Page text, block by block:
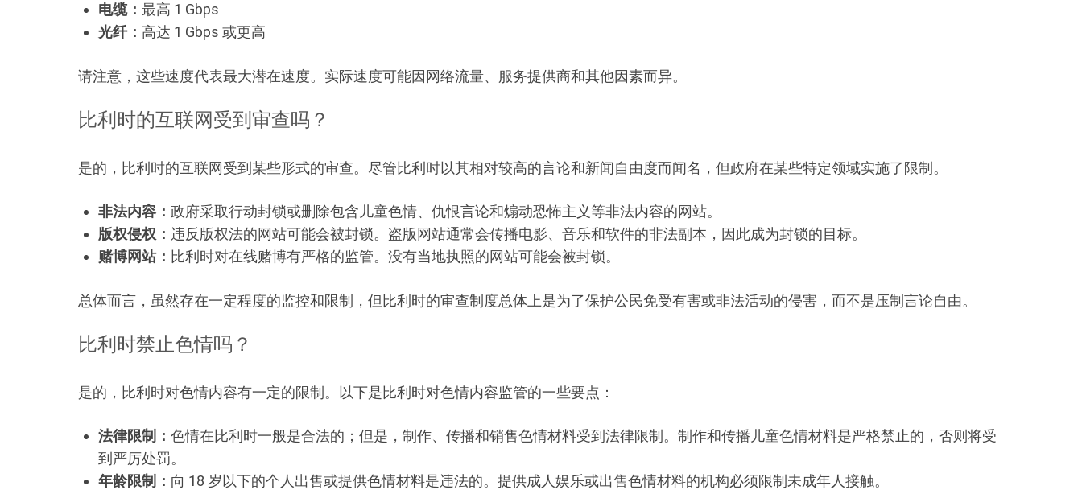
电缆： 最高 1 Gbps
光纤： 高达 1 Gbps 或更高
请注意，这些速度代表最大潜在速度。实际速度可能因网络流量、服务提供商和其他因素而异。
比利时的互联网受到审查吗？
是的，比利时的互联网受到某些形式的审查。尽管比利时以其相对较高的言论和新闻自由度而闻名，但政府在某些特定领域实施了限制。
非法内容： 政府采取行动封锁或删除包含儿童色情、仇恨言论和煽动恐怖主义等非法内容的网站。
版权侵权： 违反版权法的网站可能会被封锁。盗版网站通常会传播电影、音乐和软件的非法副本，因此成为封锁的目标。
赌博网站： 比利时对在线赌博有严格的监管。没有当地执照的网站可能会被封锁。
总体而言，虽然存在一定程度的监控和限制，但比利时的审查制度总体上是为了保护公民免受有害或非法活动的侵害，而不是压制言论自由。
比利时禁止色情吗？
是的，比利时对色情内容有一定的限制。以下是比利时对色情内容监管的一些要点：
法律限制： 色情在比利时一般是合法的；但是，制作、传播和销售色情材料受到法律限制。制作和传播儿童色情材料是严格禁止的，否则将受
到严厉处罚。
年龄限制： 向 18 岁以下的个人出售或提供色情材料是违法的。提供成人娱乐或出售色情材料的机构必须限制未成年人接触。